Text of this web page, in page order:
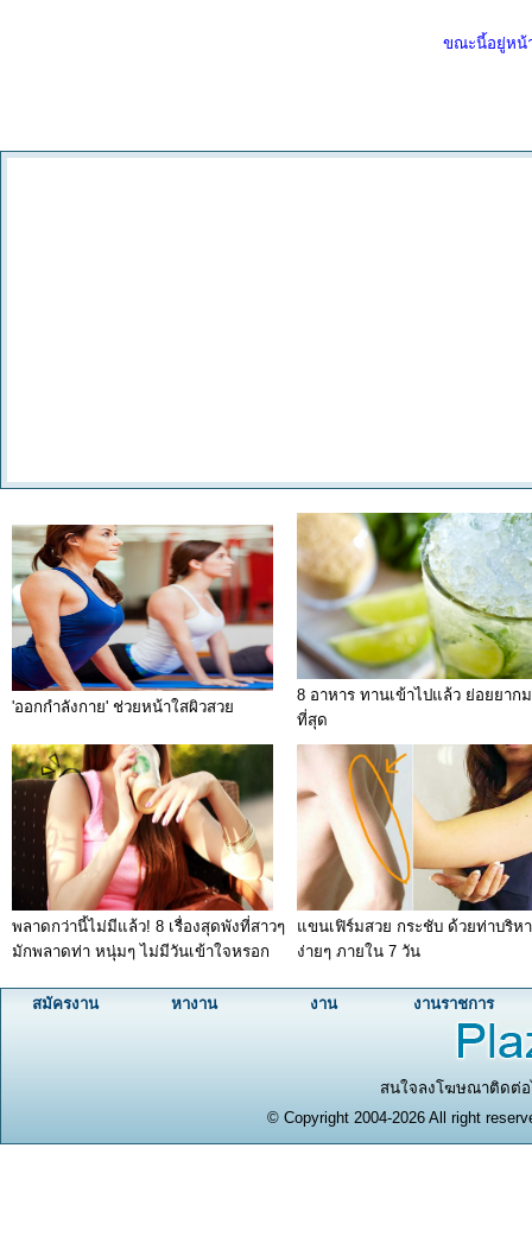
ขณะนี้อยู่ห
'ออกกำลังกาย' ช่วยหน้าใสผิวสวย
8 อาหาร ทานเข้าไปแล้ว ย่อยยาก
ที่สุด
พลาดกว่านี้ไม่มีแล้ว! 8 เรื่องสุดพังที่สาวๆ
มักพลาดท่า หนุ่มๆ ไม่มีวันเข้าใจหรอก
แขนเฟิร์มสวย กระชับ ด้วยท่าบริห
ง่ายๆ ภายใน 7 วัน
สมัครงาน หางาน งาน งานราชการ
สนใจลงโฆษณาติดต่อ
© Copyright 2004-2026 All right